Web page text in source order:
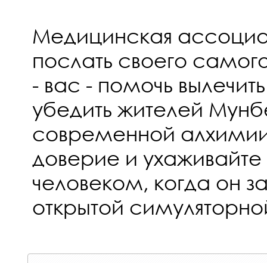
Медицинская
послать своего
- вас - помочь
убедить жителей
современной
доверие и
человеком, когда он
открытой